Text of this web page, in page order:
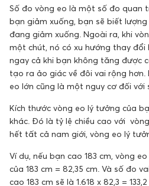
Số đo vòng eo là một số đo quan
bạn giảm xuống, bạn sẽ biết
đang giảm xuống. Ngoài ra, khi
một chút, nó có xu hướng thay đổi
ngay cả khi bạn không tăng được
tạo ra ảo giác về đôi vai rộng hơn.
eo lớn cũng là một nguy cơ đối với
Kích thước vòng eo lý tưởng của
khác. Đó là tỷ lệ chiều cao với
hết tất cả nam giới, vòng eo lý
Ví dụ, nếu bạn cao 183 cm, vòng
của 183 cm = 82,35 cm. Và số đo
cao 183 cm sẽ là 1.618 x 82,3 =